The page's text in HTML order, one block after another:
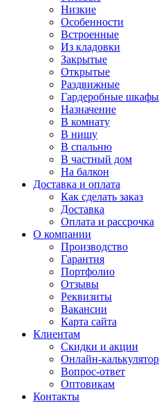
Низкие
Особенности
Встроенные
Из кладовки
Закрытые
Открытые
Раздвижные
Гардеробные шкафы
Назначение
В комнату
В нишу
В спальню
В частный дом
На балкон
Доставка и оплата
Как сделать заказ
Доставка
Оплата и рассрочка
О компании
Производство
Гарантия
Портфолио
Отзывы
Реквизиты
Вакансии
Карта сайта
Клиентам
Скидки и акции
Онлайн-калькулятор
Вопрос-ответ
Оптовикам
Контакты